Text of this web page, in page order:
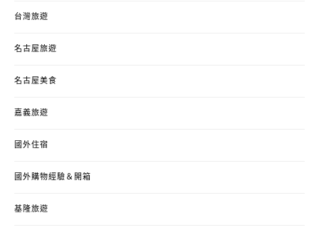
台灣旅遊
名古屋旅遊
名古屋美食
嘉義旅遊
國外住宿
國外購物經驗＆開箱
基隆旅遊